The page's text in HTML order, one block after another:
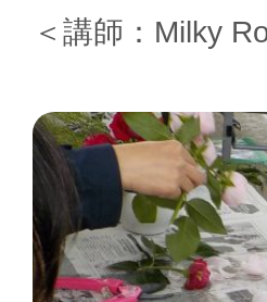
＜講師：Milky